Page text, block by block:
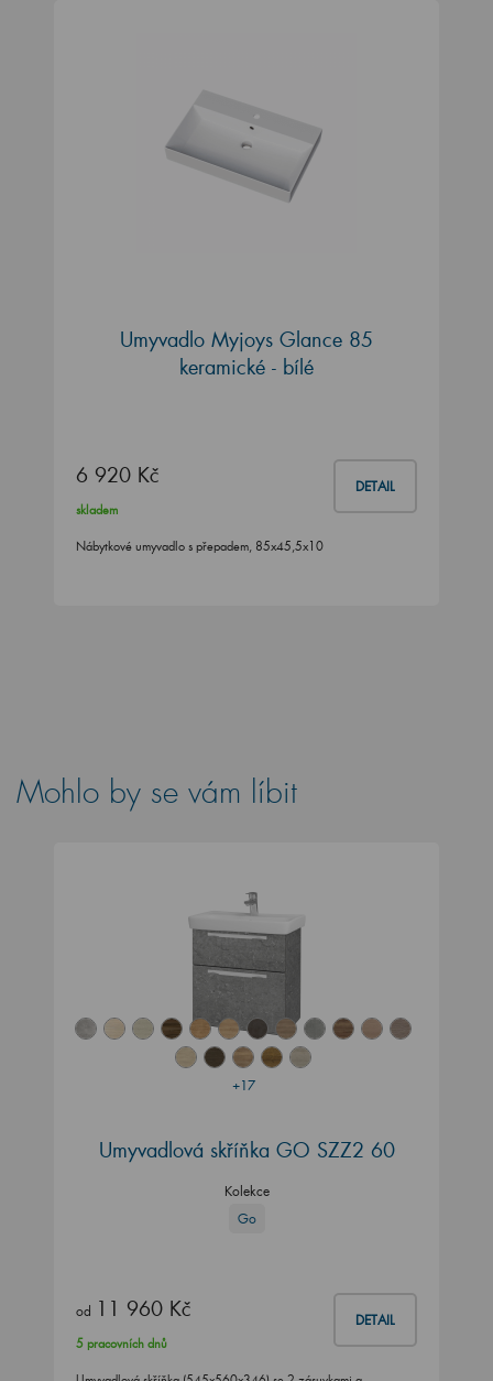
Umyvadlo Myjoys Glance 85
keramické - bílé
6 920 Kč DETAIL
skladem
Nábytkové umyvadlo s přepadem, 85x45,5x10
Mohlo by se vám líbit
+17
Umyvadlová skříňka GO SZZ2 60
Kolekce
Go
od 11 960 Kč DETAIL
5 pracovních dnů